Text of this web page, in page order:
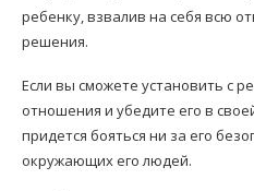
ребенку, взвалив на себя всю
решения.
Если вы сможете установить с
отношения и убедите его в
придется бояться ни за его
окружающих его людей.